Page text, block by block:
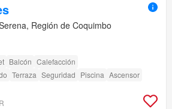
Región de Coquimbo
Balcón Calefacción
Terraza Seguridad Piscina Ascensor